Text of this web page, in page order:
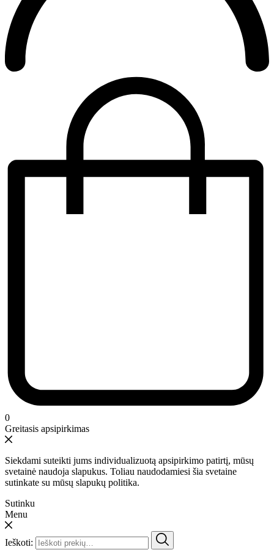
0
Greitasis apsipirkimas
Siekdami suteikti jums individualizuotą apsipirkimo patirtį, mūsų
svetainė naudoja slapukus. Toliau naudodamiesi šia svetaine
sutinkate su mūsų slapukų politika.
Sutinku
Menu
Ieškoti: